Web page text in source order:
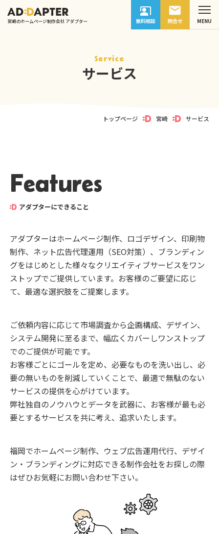
宮崎のホームページ制作会社 アダプター 無料相談 問合せ
Service
サービス
トップページ 宮崎 サービス
Features
アダプターにできること
アダプターはホームページ制作、ロゴデザイン、印刷物
制作、ネット広告代理運用（SEO対策）、ブランディン
グをはじめとした様々なクリエイティブサービスをワン
ストップでご提供しています。お客様のご要望に応じ
て、最適な選択肢をご提案します。
ご依頼内容に応じて市場調査から企画構成、デザイン、
システム開発に至るまで、幅広くカバーしワンストップ
でのご提供が可能です。
お客様ごとにゴールを定め、必要なものを洗い出し、必
要の無いものを削減していくことで、最適で無駄のない
サービスの提供を心がけています。
弊社独自のノウハウとデータを武器に、お客様が最も必
要とするサービスを共に考え、追求いたします。
福岡でホームページ制作、ウェブ広告運用代行、デザイ
ン・ブランディングに対応できる制作会社をお探しの際
はぜひお気軽にお問い合わせ下さい。